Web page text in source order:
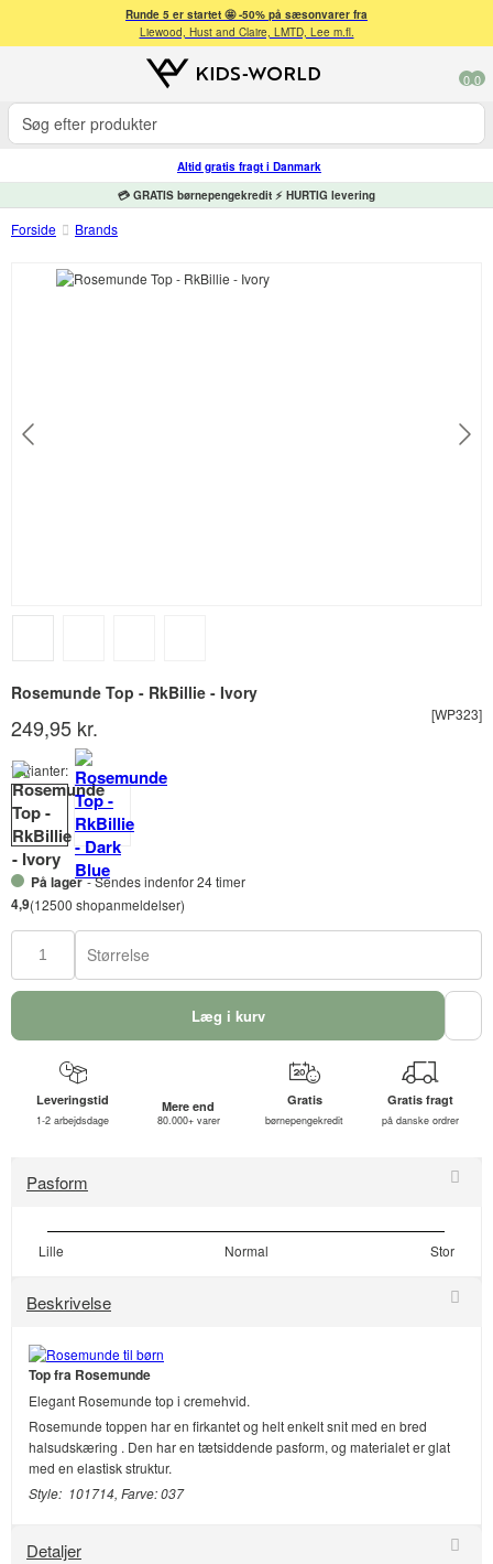
Runde 5 er startet 🤩 -50% på sæsonvarer fra
Liewood, Hust and Claire, LMTD, Lee m.fl.
0 0
Altid gratis fragt i Danmark
💳 GRATIS børnepengekredit ⚡ HURTIG levering
Forside Brands
Rosemunde Top - RkBillie - Ivory
[WP323]
249,95 kr.
Varianter:
På lager- Sendes indenfor 24 timer
4,9(12500 shopanmeldelser)
Størrelse
Læg i kurv
Leveringstid
1-2 arbejdsdage
Mere end
80.000+ varer
Gratis
børnepengekredit
Gratis fragt
på danske ordrer
Pasform
Lille Normal Stor
Beskrivelse
Top fra Rosemunde
Elegant Rosemunde top i cremehvid.
Rosemunde toppen har en firkantet og helt enkelt snit med en bred
halsudskæring . Den har en tætsiddende pasform, og materialet er glat
med en elastisk struktur.
Style: 101714, Farve: 037
Detaljer